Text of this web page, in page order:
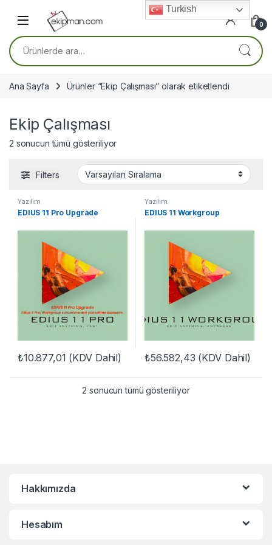
0
Ara:
Ana Sayfa Ürünler “Ekip Çalışması” olarak etiketlendi
Ekip Çalışması
2 sonucun tümü gösteriliyor
Filters
Yazılım
EDIUS 11 Pro Upgrade
₺10.877,01 (KDV Dahil)
Yazılım
EDIUS 11 Workgroup
₺56.582,43 (KDV Dahil)
2 sonucun tümü gösteriliyor
Hakkımızda
Hesabım
Turkish